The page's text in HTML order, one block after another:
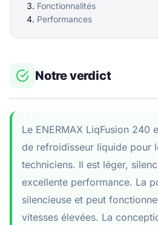
Fonctionnalités
Performances
Notre verdict
Le ENERMAX LiqFusion 240
de refroidisseur liquide pour
techniciens. Il est léger,
excellente performance. La
silencieuse et peut
vitesses élevées. La